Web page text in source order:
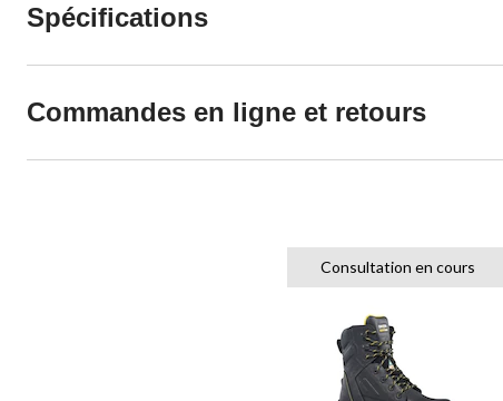
Spécifications
Commandes en ligne et retours
Consultation en cours